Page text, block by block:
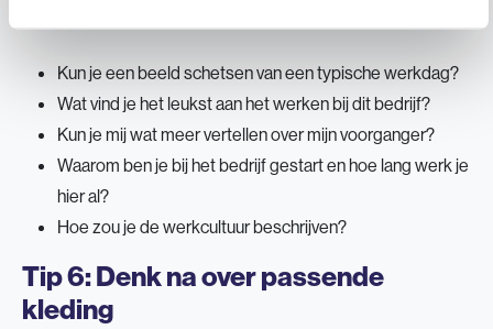
Kun je een beeld schetsen van een typische werkdag?
Wat vind je het leukst aan het werken bij dit bedrijf?
Kun je mij wat meer vertellen over mijn voorganger?
Waarom ben je bij het bedrijf gestart en hoe lang werk je
hier al?
Hoe zou je de werkcultuur beschrijven?
Tip 6: Denk na over passende
kleding